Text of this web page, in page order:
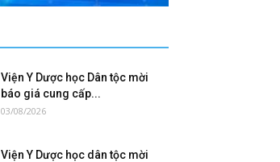
Viện Y Dược học Dân tộc mời
báo giá cung cấp...
03/08/2026
Viện Y Dược học dân tộc mời